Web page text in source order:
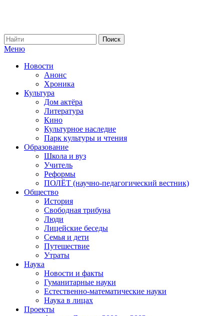
Меню
Новости
Анонс
Хроника
Культура
Дом актёра
Литература
Кино
Культурное наследие
Парк культуры и чтения
Образование
Школа и вуз
Учитель
Реформы
ПОЛЁТ (научно-педагогический вестник)
Общество
История
Свободная трибуна
Люди
Лицейские беседы
Семья и дети
Путешествие
Утраты
Наука
Новости и факты
Гуманитарные науки
Естественно-математические науки
Наука в лицах
Проекты